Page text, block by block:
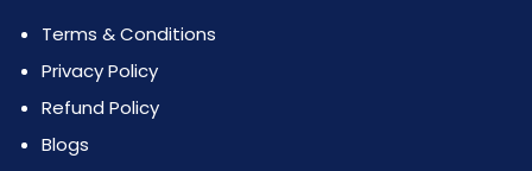
Terms & Conditions
Privacy Policy
Refund Policy
Blogs